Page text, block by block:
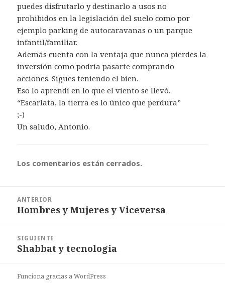
puedes disfrutarlo y destinarlo a usos no
prohibidos en la legislación del suelo como por
ejemplo parking de autocaravanas o un parque
infantil/familiar.
Además cuenta con la ventaja que nunca pierdes la
inversión como podría pasarte comprando
acciones. Sigues teniendo el bien.
Eso lo aprendí en lo que el viento se llevó.
“Escarlata, la tierra es lo único que perdura”
;-)
Un saludo, Antonio.
Los comentarios están cerrados.
entradas
ANTERIOR
Entrada
Hombres y Mujeres y Viceversa
SIGUIENTE
Entrada
Shabbat y tecnologia
Funciona gracias a WordPress